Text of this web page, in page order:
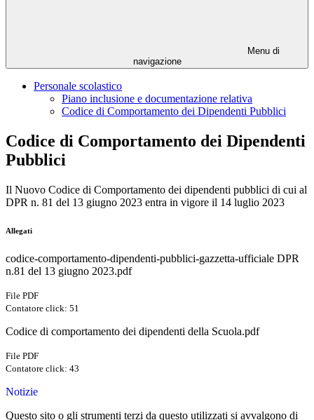
Menu di
navigazione
Personale scolastico
Piano inclusione e documentazione relativa
Codice di Comportamento dei Dipendenti Pubblici
Codice di Comportamento dei Dipendenti
Pubblici
Il Nuovo Codice di Comportamento dei dipendenti pubblici di cui al
DPR n. 81 del 13 giugno 2023 entra in vigore il 14 luglio 2023
Allegati
codice-comportamento-dipendenti-pubblici-gazzetta-ufficiale DPR
n.81 del 13 giugno 2023.pdf
File PDF
Contatore click: 51
Codice di comportamento dei dipendenti della Scuola.pdf
File PDF
Contatore click: 43
Notizie
Questo sito o gli strumenti terzi da questo utilizzati si avvalgono di